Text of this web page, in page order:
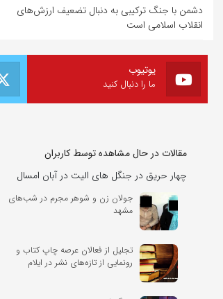
دشمن با جنگ ترکیبی به دنبال تضعیف ارزش‌های
انقلاب اسلامی است
یوتیوب
ما را دنبال کنید
مقالات در حال مشاهده توسط کاربران
چهار حریق در جنگل های الیت در آبان امسال
جولان زن و شوهر مجرم در شب‌های
مشهد
تجلیل از فعالان عرصه چاپ کتاب و
رونمایی از تازه‌های نشر در ایلام